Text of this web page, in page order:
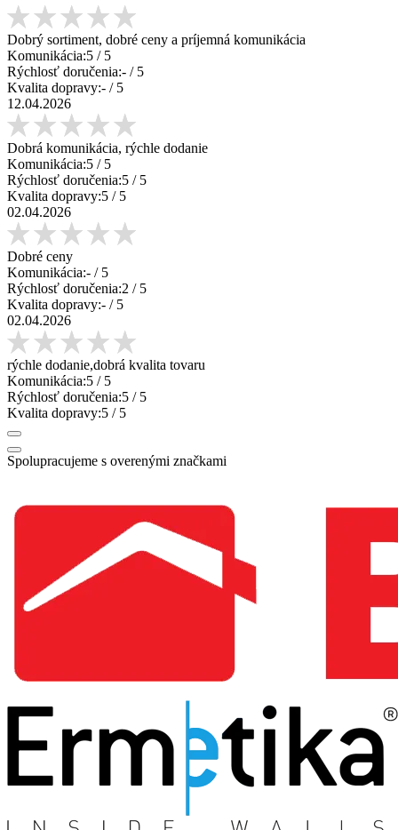
Dobrý sortiment, dobré ceny a príjemná komunikácia
Komunikácia:5 / 5
Rýchlosť doručenia:- / 5
Kvalita dopravy:- / 5
12.04.2026
Dobrá komunikácia, rýchle dodanie
Komunikácia:5 / 5
Rýchlosť doručenia:5 / 5
Kvalita dopravy:5 / 5
02.04.2026
Dobré ceny
Komunikácia:- / 5
Rýchlosť doručenia:2 / 5
Kvalita dopravy:- / 5
02.04.2026
rýchle dodanie,dobrá kvalita tovaru
Komunikácia:5 / 5
Rýchlosť doručenia:5 / 5
Kvalita dopravy:5 / 5
Spolupracujeme s overenými značkami